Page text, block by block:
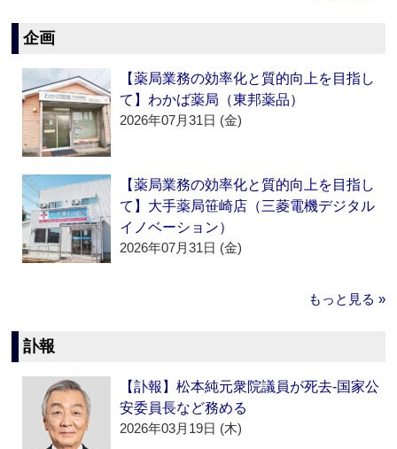
企画
【薬局業務の効率化と質的向上を目指し
て】わかば薬局（東邦薬品）
2026年07月31日 (金)
【薬局業務の効率化と質的向上を目指し
て】大手薬局笹崎店（三菱電機デジタル
イノベーション）
2026年07月31日 (金)
もっと見る »
訃報
【訃報】松本純元衆院議員が死去‐国家公
安委員長など務める
2026年03月19日 (木)